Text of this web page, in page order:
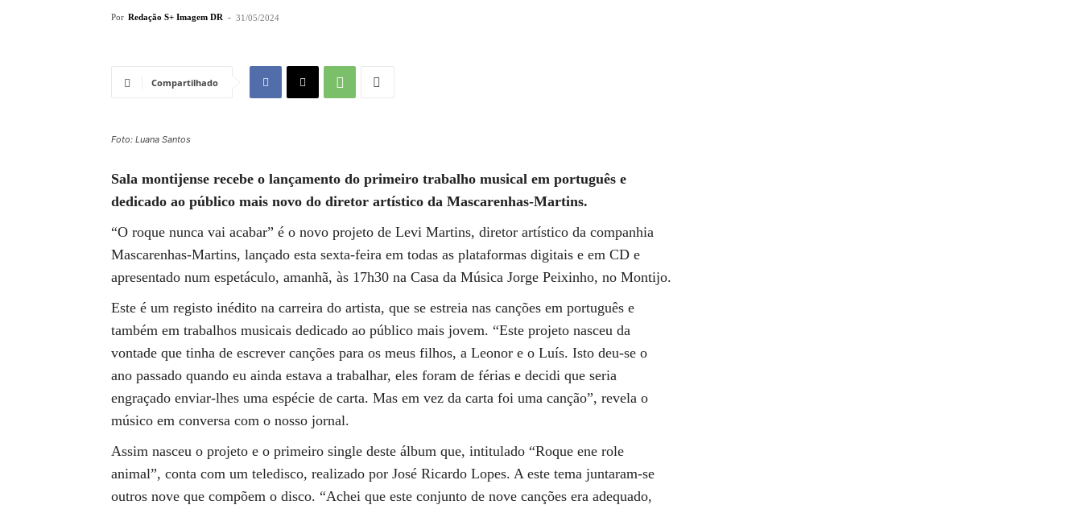
Por Redação S+ Imagem DR - 31/05/2024
Compartilhado
Foto: Luana Santos
Sala montijense recebe o lançamento do primeiro trabalho musical em português e
dedicado ao público mais novo do diretor artístico da Mascarenhas-Martins.
“O roque nunca vai acabar” é o novo projeto de Levi Martins, diretor artístico da companhia
Mascarenhas-Martins, lançado esta sexta-feira em todas as plataformas digitais e em CD e
apresentado num espetáculo, amanhã, às 17h30 na Casa da Música Jorge Peixinho, no Montijo.
Este é um registo inédito na carreira do artista, que se estreia nas canções em português e
também em trabalhos musicais dedicado ao público mais jovem. “Este projeto nasceu da
vontade que tinha de escrever canções para os meus filhos, a Leonor e o Luís. Isto deu-se o
ano passado quando eu ainda estava a trabalhar, eles foram de férias e decidi que seria
engraçado enviar-lhes uma espécie de carta. Mas em vez da carta foi uma canção”, revela o
músico em conversa com o nosso jornal.
Assim nasceu o projeto e o primeiro single deste álbum que, intitulado “Roque ene role
animal”, conta com um teledisco, realizado por José Ricardo Lopes. A este tema juntaram-se
outros nove que compõem o disco. “Achei que este conjunto de nove canções era adequado,